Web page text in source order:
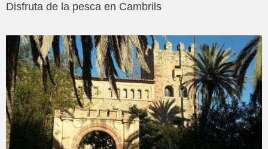
Disfruta de la pesca en Cambrils